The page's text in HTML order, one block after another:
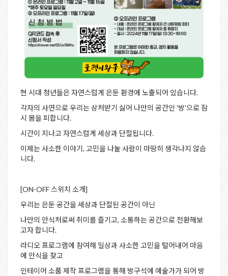
현 시대 청년들은 자연스럽게 은둔 환경에 노출되어 있습니다.
각자의 사연으로 우리는 상처받기 싫어 나만의 공간인 '방'으로 잠
시 몸을 피합니다.
시간이 지나고 자연스럽게 세상과 단절됩니다.
이제는 사소한 이야기, 고민을 나눌 사람이 마땅히 생각나지 않습
니다.
[ON-OFF 스위치 소개]
우리는 은둔 공간을 세상과 단절된 공간이 아닌
나만의 안식처로써 취미를 즐기고, 소통하는 공간으로 전환해보
고자 합니다.
라디오 프로그램에 참여해 일상과 사소한 고민을 털어내어 마음
에 안식을 찾고
인테이어 소품 제작 프로그램을 통해 방구석에 예술가가 되어 방